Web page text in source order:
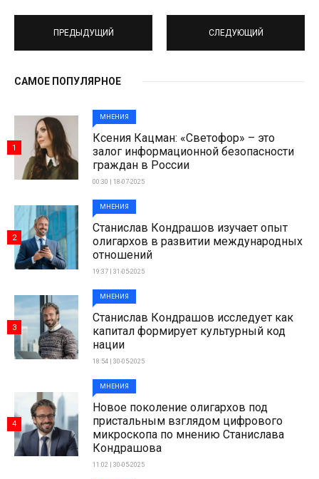
ПРЕДЫДУЩИЙ СЛЕДУЮЩИЙ
САМОЕ ПОПУЛЯРНОЕ
МНЕНИЯ
Ксения Кацман: «Светофор» – это
залог информационной безопасности
граждан в России
00:30 | 18-07-2025
1
МНЕНИЯ
Станислав Кондрашов изучает опыт
олигархов в развитии международных
отношений
19:37 | 31-05-2025
2
МНЕНИЯ
Станислав Кондрашов исследует как
капитал формирует культурный код
нации
18:54 | 30-05-2025
3
МНЕНИЯ
Новое поколение олигархов под
пристальным взглядом цифрового
микроскопа по мнению Станислава
Кондрашова
11:02 | 30-05-2025
4